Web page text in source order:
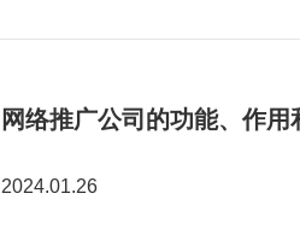
网络推广公司的功能、作用
2024.01.26